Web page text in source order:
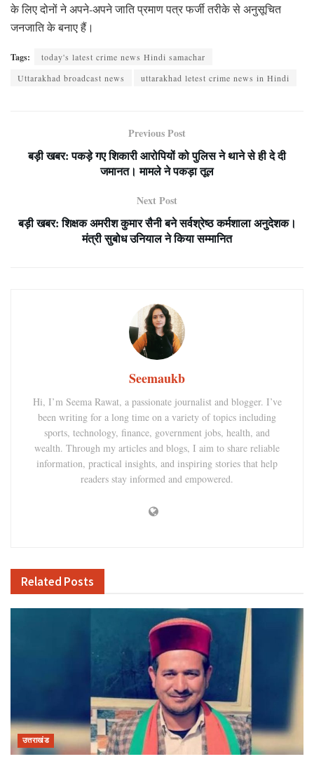
के लिए दोनों ने अपने-अपने जाति प्रमाण पत्र फर्जी तरीके से अनुसूचित
जनजाति के बनाए हैं।
Tags:
today's latest crime news Hindi samachar
Uttarakhad broadcast news
uttarakhad letest crime news in Hindi
Previous Post
बड़ी खबर: पकड़े गए शिकारी आरोपियों को पुलिस ने थाने से ही दे दी
जमानत। मामले ने पकड़ा तूल
Next Post
बड़ी खबर: शिक्षक अमरीश कुमार सैनी बने सर्वश्रेष्ठ कर्मशाला अनुदेशक।
मंत्री सुबोध उनियाल ने किया सम्मानित
Seemaukb
Hi, I’m Seema Rawat, a passionate journalist and blogger. I’ve
been writing for a long time on a variety of topics including
sports, technology, finance, government jobs, health, and
wealth. Through my articles and blogs, I aim to share reliable
information, practical insights, and inspiring stories that help
readers stay informed and empowered.
Related Posts
उत्तराखंड